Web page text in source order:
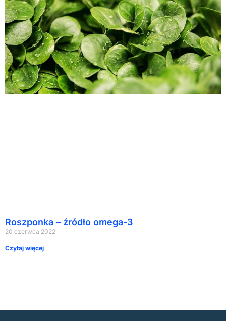
Roszponka – źródło omega-3
20 czerwca 2022
Czytaj więcej